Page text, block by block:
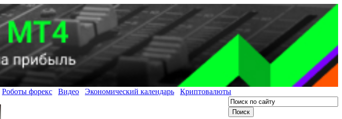
Роботы форекс Видео Экономический календарь Криптовалюты